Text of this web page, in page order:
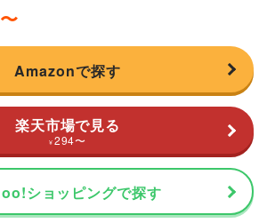
〜
Amazonで探す
楽天市場で見る
¥ 294〜
ショッピングで探す